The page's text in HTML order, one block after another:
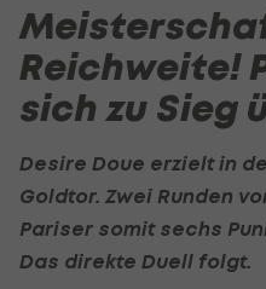
Reichweite!
sich zu Sieg
Desire Doue erzielt in
Goldtor. Zwei Runden
Pariser somit sechs
Das direkte Duell folgt.